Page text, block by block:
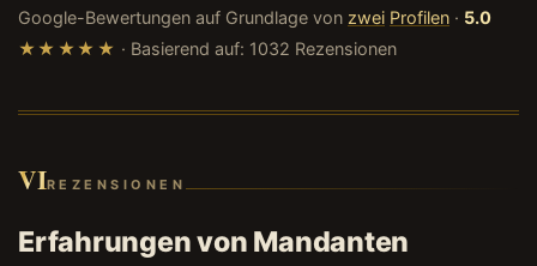
Google-Bewertungen auf Grundlage von zwei Profilen · 5.0
★★★★★ · Basierend auf: 1032 Rezensionen
VIREZENSIONEN
Erfahrungen von Mandanten